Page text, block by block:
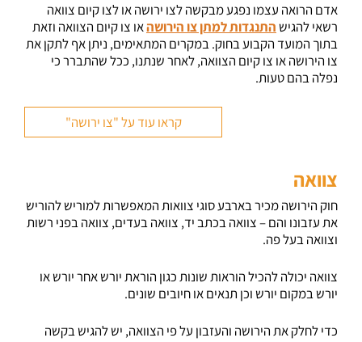
אדם הרואה עצמו נפגע מבקשה לצו ירושה או לצו קיום צוואה
רשאי להגיש התנגדות למתן צו הירושהאו צו קיום הצוואה וזאת
בתוך המועד הקבוע בחוק. במקרים המתאימים, ניתן אף לתקן את
צו הירושה או צו קיום הצוואה, לאחר שנתנו, ככל שהתברר כי
נפלה בהם טעות.
קראו עוד על "צו ירושה"
צוואה
חוק הירושה מכיר בארבע סוגי צוואות המאפשרות למוריש להוריש
את עזבונו והם – צוואה בכתב יד, צוואה בעדים, צוואה בפני רשות
וצוואה בעל פה.
צוואה יכולה להכיל הוראות שונות כגון הוראת יורש אחר יורש או
יורש במקום יורש וכן תנאים או חיובים שונים.
כדי לחלק את הירושה והעזבון על פי הצוואה, יש להגיש בקשה